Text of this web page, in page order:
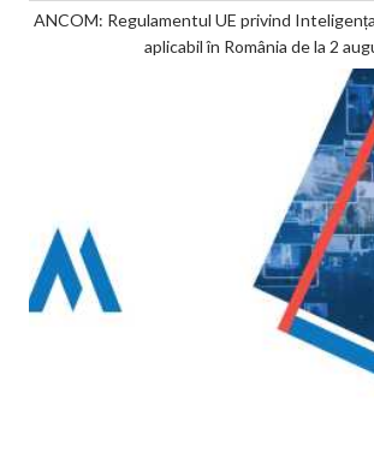
ANCOM: Regulamentul UE privind
aplicabil în România de la 2